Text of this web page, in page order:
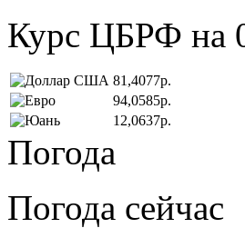
Курс ЦБРФ на
81,4077р.
94,0585р.
12,0637р.
Погода
Погода сейчас